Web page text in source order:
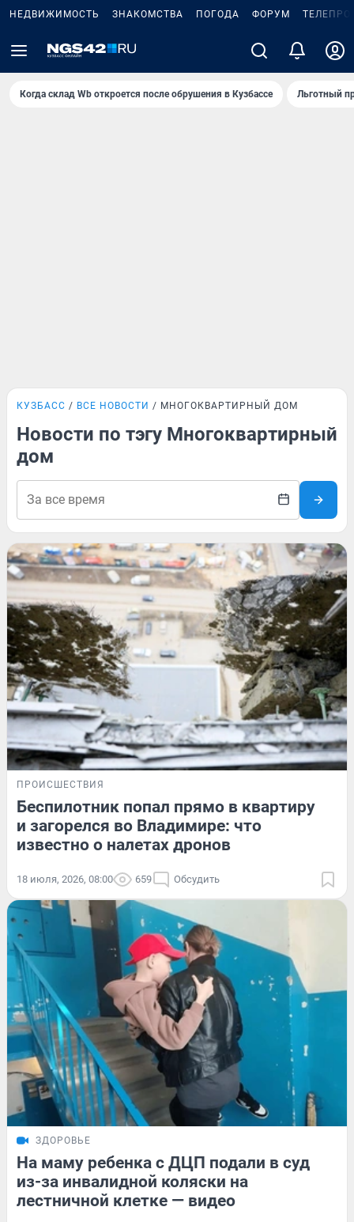
НЕДВИЖИМОСТЬ ЗНАКОМСТВА ПОГОДА ФОРУМ
Когда склад Wb откроется после обрушения в Кузбассе Льготный
КУЗБАСС ВСЕ НОВОСТИ МНОГОКВАРТИРНЫЙ ДОМ
Новости по тэгу Многоквартирный
дом
ПРОИСШЕСТВИЯ
Беспилотник попал прямо в квартиру
и загорелся во Владимире: что
известно о налетах дронов
18 июля, 2026, 08:00 659 Обсудить
ЗДОРОВЬЕ
На маму ребенка с ДЦП подали в суд
из-за инвалидной коляски на
лестничной клетке — видео